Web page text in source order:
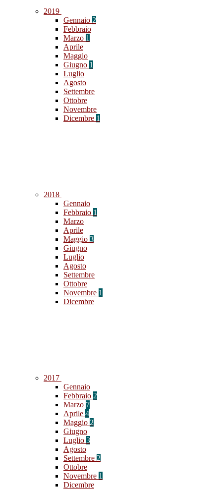
2019
Gennaio 2
Febbraio
Marzo 1
Aprile
Maggio
Giugno 1
Luglio
Agosto
Settembre
Ottobre
Novembre
Dicembre 1
2018
Gennaio
Febbraio 1
Marzo
Aprile
Maggio 3
Giugno
Luglio
Agosto
Settembre
Ottobre
Novembre 1
Dicembre
2017
Gennaio
Febbraio 2
Marzo 7
Aprile 4
Maggio 2
Giugno
Luglio 3
Agosto
Settembre 2
Ottobre
Novembre 1
Dicembre